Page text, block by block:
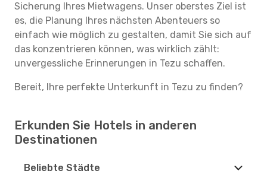
Sicherung Ihres Mietwagens. Unser oberstes Ziel ist
es, die Planung Ihres nächsten Abenteuers so
einfach wie möglich zu gestalten, damit Sie sich auf
das konzentrieren können, was wirklich zählt:
unvergessliche Erinnerungen in Tezu schaffen.
Bereit, Ihre perfekte Unterkunft in Tezu zu finden?
Erkunden Sie Hotels in anderen
Destinationen
Beliebte Städte